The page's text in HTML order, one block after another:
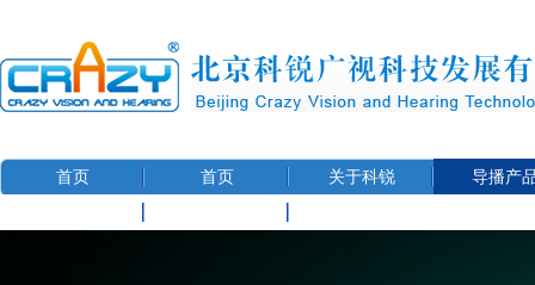
首页 首页 关于科锐
导播产